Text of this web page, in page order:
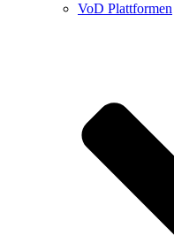
VoD Plattformen